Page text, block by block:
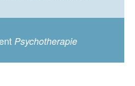
Psychotherapie